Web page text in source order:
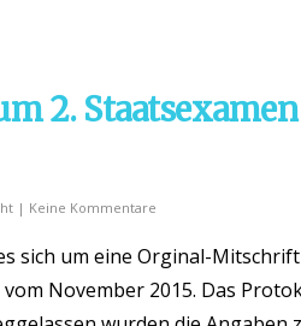
2.
| Keine Kommentare
sich um eine Orginal-
November 2015. Das